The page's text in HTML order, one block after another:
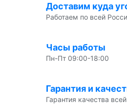
Доставим куда
Работаем по всей
Часы работы
Пн-Пт 09:00-18:00
Гарантия и
Гарантия качества